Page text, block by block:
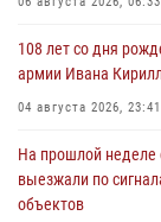
108 лет со дня
армии Ивана
04 августа 2026, 23:41
На прошлой неделе
выезжали по
объектов